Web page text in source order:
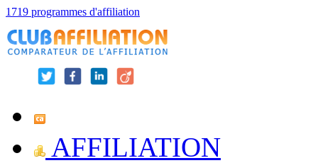
1719 programmes d'affiliation
AFFILIATION